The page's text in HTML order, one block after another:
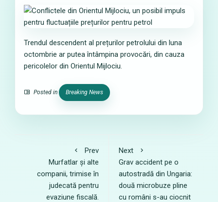
Trendul descendent al prețurilor petrolului din luna
octombrie ar putea întâmpina provocări, din cauza
pericolelor din Orientul Mijlociu.
Posted in Breaking News
Prev
Murfatlar și alte
companii, trimise în
judecată pentru
evaziune fiscală.
Next
Grav accident pe o
autostradă din Ungaria:
două microbuze pline
cu români s-au ciocnit